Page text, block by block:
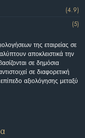
(4.9)
(5)
της εταιρείας σε
αποκλειστικά την
σε δημόσια
σε διαφορετική
αξιολόγησης μεταξύ